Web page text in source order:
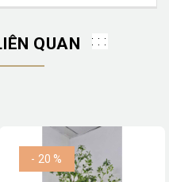
QUAN
- 20 %